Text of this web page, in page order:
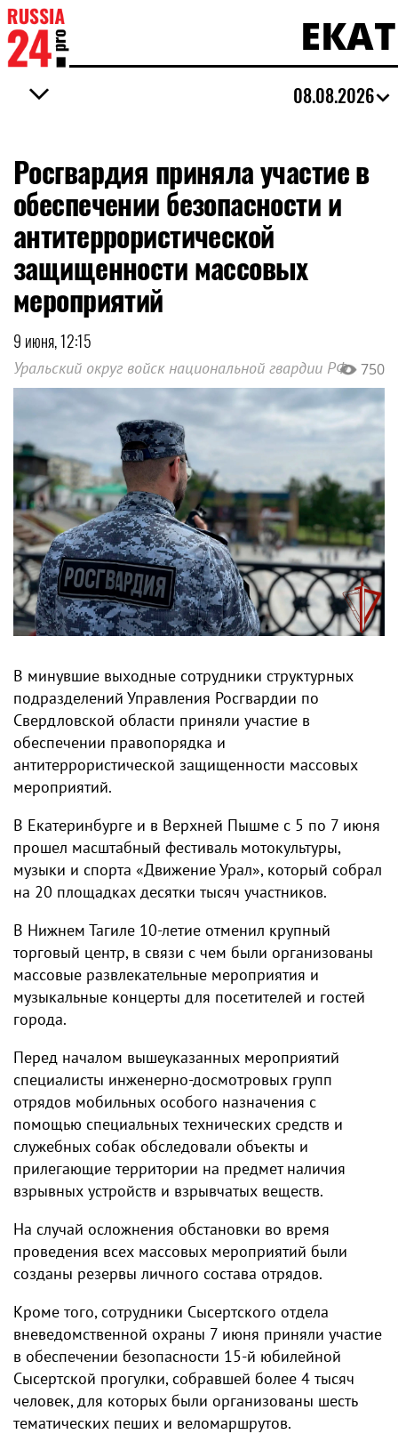
08.08.2026
Росгвардия приняла участие в
обеспечении безопасности и
антитеррористической
защищенности массовых
мероприятий
9 июня, 12:15
Уральский округ войск национальной гвардии РФ 750
В минувшие выходные сотрудники структурных
подразделений Управления Росгвардии по
Свердловской области приняли участие в
обеспечении правопорядка и
антитеррористической защищенности массовых
мероприятий.
В Екатеринбурге и в Верхней Пышме с 5 по 7 июня
прошел масштабный фестиваль мотокультуры,
музыки и спорта «Движение Урал», который собрал
на 20 площадках десятки тысяч участников.
В Нижнем Тагиле 10-летие отменил крупный
торговый центр, в связи с чем были организованы
массовые развлекательные мероприятия и
музыкальные концерты для посетителей и гостей
города.
Перед началом вышеуказанных мероприятий
специалисты инженерно-досмотровых групп
отрядов мобильных особого назначения с
помощью специальных технических средств и
служебных собак обследовали объекты и
прилегающие территории на предмет наличия
взрывных устройств и взрывчатых веществ.
На случай осложнения обстановки во время
проведения всех массовых мероприятий были
созданы резервы личного состава отрядов.
Кроме того, сотрудники Сысертского отдела
вневедомственной охраны 7 июня приняли участие
в обеспечении безопасности 15-й юбилейной
Сысертской прогулки, собравшей более 4 тысяч
человек, для которых были организованы шесть
тематических пеших и веломаршрутов.